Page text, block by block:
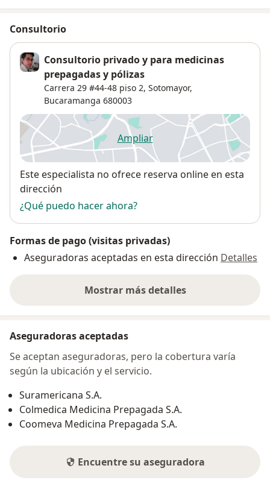
Consultorio
Consultorio privado y para medicinas
prepagadas y pólizas
Carrera 29 #44-48 piso 2, Sotomayor,
Bucaramanga 680003
Ampliarse abre en una nueva
Disponibilidad
Este especialista no ofrece reserva online en esta
dirección
¿Qué puedo hacer ahora?
Formas de pago (visitas privadas)
Aseguradoras aceptadas en esta dirección Detalles
Mostrar más detalles
sobre la dirección
Aseguradoras aceptadas
Se aceptan aseguradoras, pero la cobertura varía
según la ubicación y el servicio.
Suramericana S.A.
Colmedica Medicina Prepagada S.A.
Coomeva Medicina Prepagada S.A.
Encuentre su aseguradora